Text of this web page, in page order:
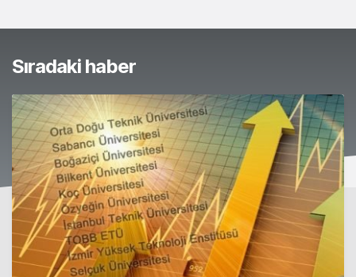
Sıradaki haber